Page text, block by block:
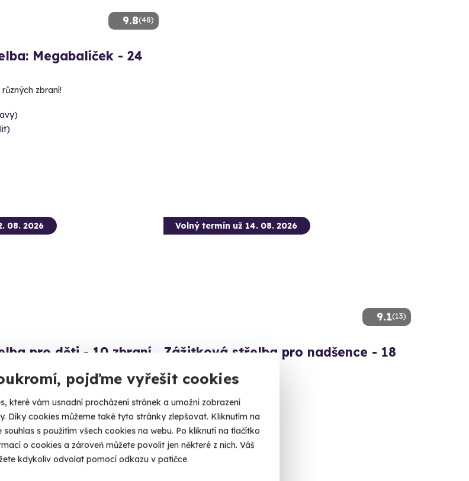
pojďme vyřešit cookies
které vám usnadní procházení stránek a umožní zobrazení
Díky cookies můžeme také tyto stránky zlepšovat. Kliknutím na
souhlas s použitím všech cookies na webu. Po kliknutí na tlačítko
o cookies a zároveň můžete povolit jen některé z nich. Váš
kdykoliv odvolat pomocí odkazu v patičce.
9.8(48)
Megabalíček - 24
zbraní!
08. 2026
pro děti - 10 zbraní
nábojů.
9.1(13)
Volný termín už 14. 08. 2026
Zážitková střelba pro nadšence - 18
Vystřílíte celkem 110 nábojů!
Bystré (okres Svitavy)
(+ 28 dalších lokalit)
3 999 Kč